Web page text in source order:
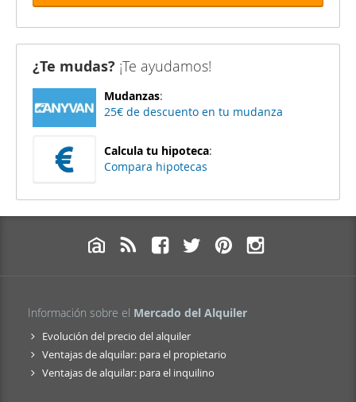
¿Te mudas? ¡Te ayudamos!
Mudanzas:
25€ de descuento en tu mudanza
Calcula tu hipoteca:
Compara hipotecas
Información sobre el Mercado del Alquiler
Evolución del precio del alquiler
Ventajas de alquilar: para el propietario
Ventajas de alquilar: para el inquilino